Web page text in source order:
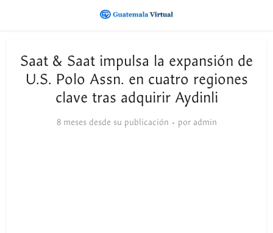
Saat & Saat impulsa la expansión de
U.S. Polo Assn. en cuatro regiones
clave tras adquirir Aydinli
8 meses desde su publicación por admin